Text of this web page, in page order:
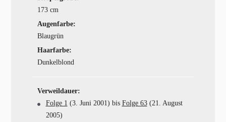
173 cm
Augenfarbe:
Blaugrün
Haarfarbe:
Dunkelblond
Verweildauer:
Folge 1 (3. Juni 2001) bis Folge 63(21. August
2005)